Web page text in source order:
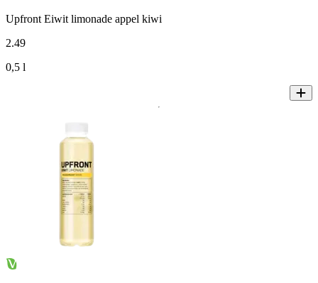
Upfront Eiwit limonade appel kiwi
2.49
0,5 l